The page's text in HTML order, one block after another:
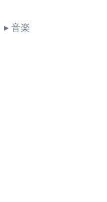
▸ 音楽